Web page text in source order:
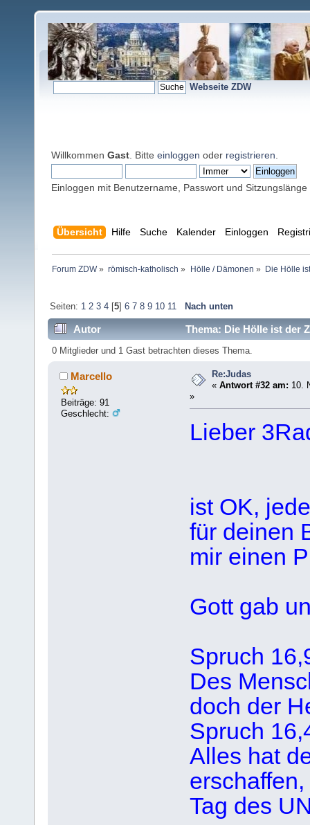
Webseite ZDW
Willkommen Gast . Bitte einloggen oder registrieren
Einloggen mit Benutzername, Passwort und Sitzungslänge
Übersicht Hilfe Suche Kalender Einloggen
Forum ZDW» römisch-katholisch » Hölle / Dämonen » Die Hölle
Seiten: 1 2 3 4[5] 6 7 8 9 10 11 Nach unten
Autor Thema: Die Hölle ist der
0 Mitglieder und 1 Gast betrachten dieses Thema.
Marcello
Beiträge: 91
Geschlecht:
Re:Judas
«Antwort #32 am: 10.
»
Lieber
ist OK,
für deinen
mir einen
Gott gab
Spruch
Des
doch der
Spruch
Alles hat
Tag des